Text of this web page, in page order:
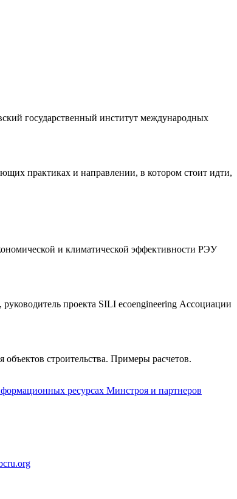
государственный институт международных
практиках и направлении, в котором стоит идти,
и климатической эффективности РЭУ
проекта SILI ecoengineering Ассоциации
строительства. Примеры расчетов.
ресурсах Минстроя и партнеров